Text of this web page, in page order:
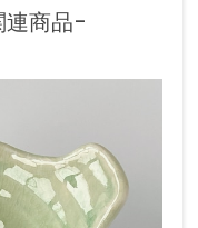
連商品-